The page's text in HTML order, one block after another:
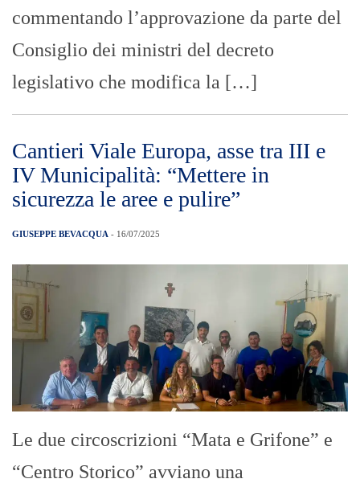
commentando l’approvazione da parte del
Consiglio dei ministri del decreto
legislativo che modifica la […]
Cantieri Viale Europa, asse tra III e
IV Municipalità: “Mettere in
sicurezza le aree e pulire”
GIUSEPPE BEVACQUA - 16/07/2025
Le due circoscrizioni “Mata e Grifone” e
“Centro Storico” avviano una